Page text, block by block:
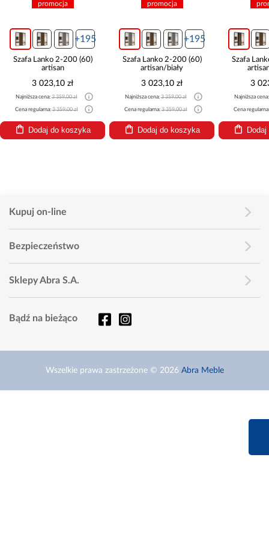
promocja
+195
Szafa Lanko 2-200 (60)
artisan
3 023,10 zł
Najniższa cena:3 359,00 zł
Cena regularna:3 359,00 zł
Dodaj do koszyka
promocja
+195
Szafa Lanko 2-200 (60)
artisan/biały
3 023,10 zł
Najniższa cena:3 359,00 zł
Cena regularna:3 359,00 zł
Dodaj do koszyka
Szafa
3
Najniższa
Cena
Kupuj on-line
Bezpieczeństwo
Sklepy Abra S.A.
Bądź na bieżąco
Wszelkie prawa zastrzeżone © 2026 Abra Meble